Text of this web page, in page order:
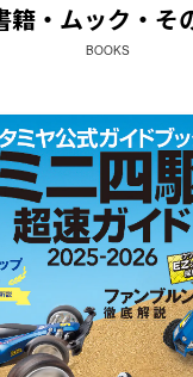
籍・ムック・そ
BOOKS